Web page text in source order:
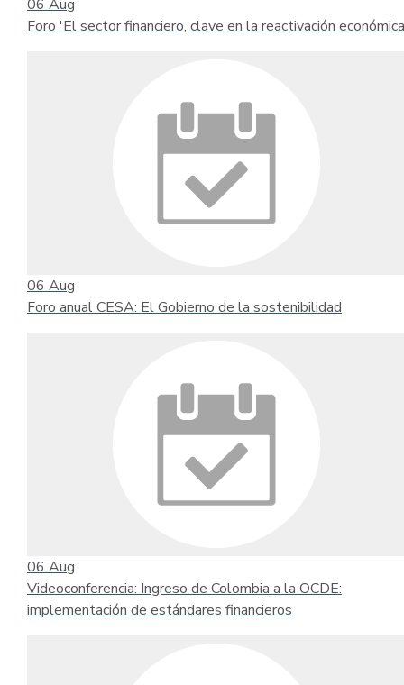
06 Aug
Foro 'El sector financiero, clave en la reactivación
06 Aug
Foro anual CESA: El Gobierno de la sostenibilidad
06 Aug
Videoconferencia: Ingreso de Colombia a la OCDE:
implementación de estándares financieros